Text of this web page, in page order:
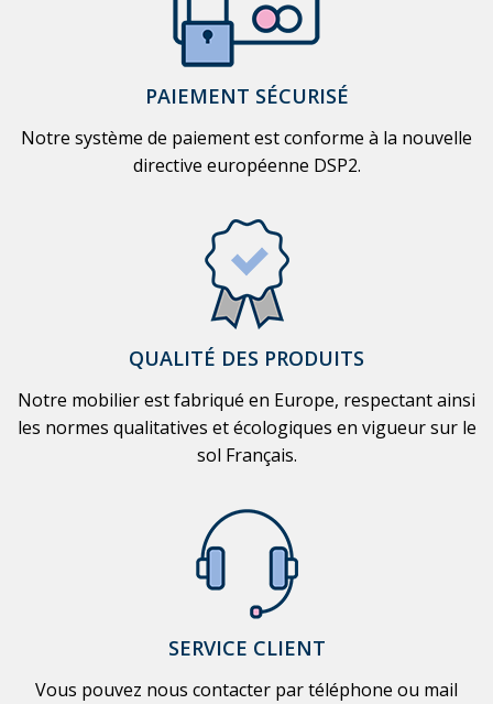
PAIEMENT SÉCURISÉ
Notre système de paiement est conforme à la nouvelle
directive européenne DSP2.
QUALITÉ DES PRODUITS
Notre mobilier est fabriqué en Europe, respectant ainsi
les normes qualitatives et écologiques en vigueur sur le
sol Français.
SERVICE CLIENT
Vous pouvez nous contacter par téléphone ou mail